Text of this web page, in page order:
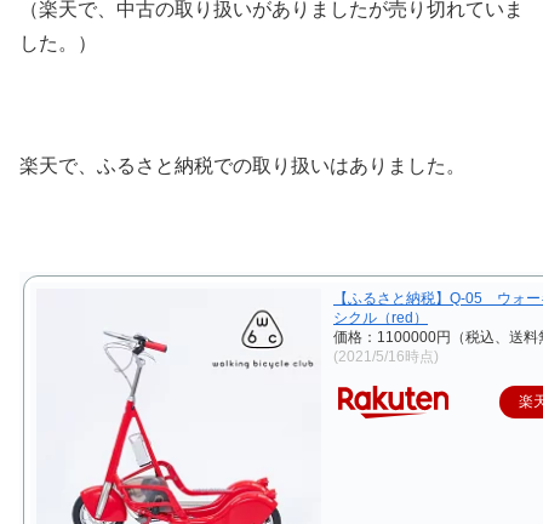
（楽天で、中古の取り扱いがありましたが売り切れていま
した。）
楽天で、ふるさと納税での取り扱いはありました。
【ふるさと納税】Q-05 ウォ
シクル（red）
価格：1100000円（税込、送料
(2021/5/16時点)
楽